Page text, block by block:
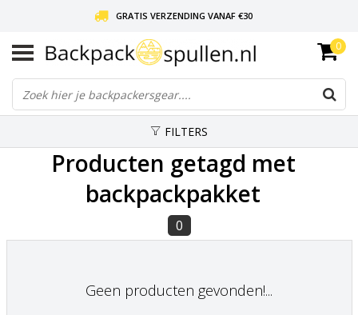
GRATIS VERZENDING VANAF €30
LIEFDE VOOR BACKPACKEN!
30 DAGEN GRATIS RETOUR
0
FILTERS
Producten getagd met
backpackpakket
0
Geen producten gevonden!...